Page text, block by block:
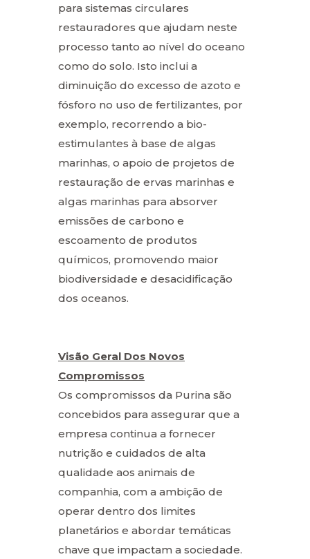
para sistemas circulares
restauradores que ajudam neste
processo tanto ao nível do oceano
como do solo. Isto inclui a
diminuição do excesso de azoto e
fósforo no uso de fertilizantes, por
exemplo, recorrendo a bio-
estimulantes à base de algas
marinhas, o apoio de projetos de
restauração de ervas marinhas e
algas marinhas para absorver
emissões de carbono e
escoamento de produtos
químicos, promovendo maior
biodiversidade e desacidificação
dos oceanos.
Visão Geral Dos Novos
Compromissos
Os compromissos da Purina são
concebidos para assegurar que a
empresa continua a fornecer
nutrição e cuidados de alta
qualidade aos animais de
companhia, com a ambição de
operar dentro dos limites
planetários e abordar temáticas
chave que impactam a sociedade.